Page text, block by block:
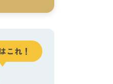
これ！